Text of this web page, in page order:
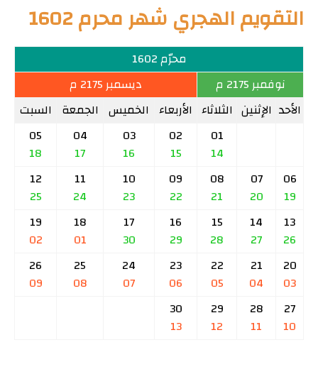
التقويم الهجري شهر محرم 1602
محرّم 1602
نوفمبر 2175 م
ديسمبر 2175 م
الأحد الإثنين الثلاثاء الأربعاء الخميس الجمعة السبت
01
14
02
15
03
16
04
17
05
18
06
19
07
20
08
21
09
22
10
23
11
24
12
25
13
26
14
27
15
28
16
29
17
30
18
01
19
02
20
03
21
04
22
05
23
06
24
07
25
08
26
09
27
10
28
11
29
12
30
13